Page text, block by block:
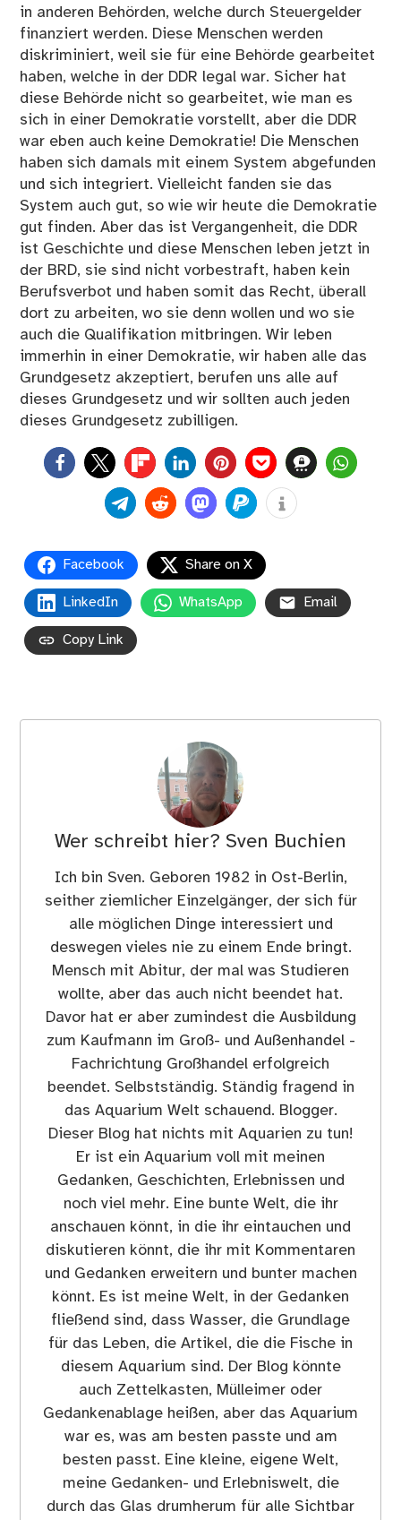
in anderen Behörden, welche durch Steuergelder
finanziert werden. Diese Menschen werden
diskriminiert, weil sie für eine Behörde gearbeitet
haben, welche in der DDR legal war. Sicher hat
diese Behörde nicht so gearbeitet, wie man es
sich in einer Demokratie vorstellt, aber die DDR
war eben auch keine Demokratie! Die Menschen
haben sich damals mit einem System abgefunden
und sich integriert. Vielleicht fanden sie das
System auch gut, so wie wir heute die Demokratie
gut finden. Aber das ist Vergangenheit, die DDR
ist Geschichte und diese Menschen leben jetzt in
der BRD, sie sind nicht vorbestraft, haben kein
Berufsverbot und haben somit das Recht, überall
dort zu arbeiten, wo sie denn wollen und wo sie
auch die Qualifikation mitbringen. Wir leben
immerhin in einer Demokratie, wir haben alle das
Grundgesetz akzeptiert, berufen uns alle auf
dieses Grundgesetz und wir sollten auch jeden
dieses Grundgesetz zubilligen.
0
Facebook Share on X
LinkedIn WhatsApp Email
Copy Link
Wer schreibt hier? Sven Buchien
Ich bin Sven. Geboren 1982 in Ost-Berlin,
seither ziemlicher Einzelgänger, der sich für
alle möglichen Dinge interessiert und
deswegen vieles nie zu einem Ende bringt.
Mensch mit Abitur, der mal was Studieren
wollte, aber das auch nicht beendet hat.
Davor hat er aber zumindest die Ausbildung
zum Kaufmann im Groß- und Außenhandel -
Fachrichtung Großhandel erfolgreich
beendet. Selbstständig. Ständig fragend in
das Aquarium Welt schauend. Blogger.
Dieser Blog hat nichts mit Aquarien zu tun!
Er ist ein Aquarium voll mit meinen
Gedanken, Geschichten, Erlebnissen und
noch viel mehr. Eine bunte Welt, die ihr
anschauen könnt, in die ihr eintauchen und
diskutieren könnt, die ihr mit Kommentaren
und Gedanken erweitern und bunter machen
könnt. Es ist meine Welt, in der Gedanken
fließend sind, dass Wasser, die Grundlage
für das Leben, die Artikel, die die Fische in
diesem Aquarium sind. Der Blog könnte
auch Zettelkasten, Mülleimer oder
Gedankenablage heißen, aber das Aquarium
war es, was am besten passte und am
besten passt. Eine kleine, eigene Welt,
meine Gedanken- und Erlebniswelt, die
durch das Glas drumherum für alle Sichtbar